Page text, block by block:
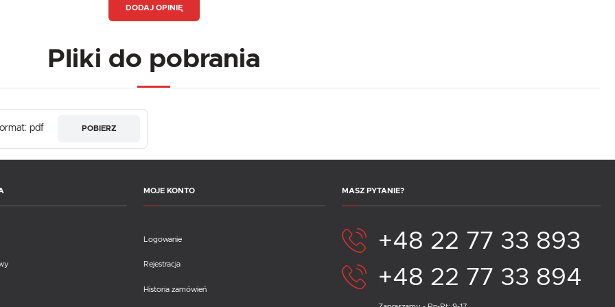
DODAJ OPINIĘ
Pliki do pobrania
pdf POBIERZ
MOJE KONTO
Logowanie
Rejestracja
Historia zamówień
MASZ PYTANIE?
+48 22 77 33 893
+48 22 77 33 894